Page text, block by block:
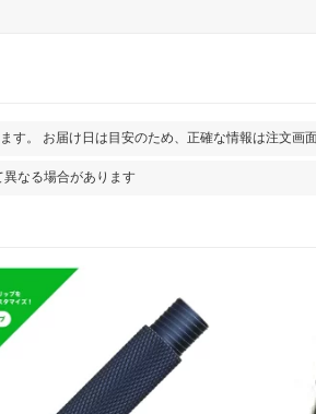
。 お届け日は目安のため、正確な情報は注文画
なる場合があります